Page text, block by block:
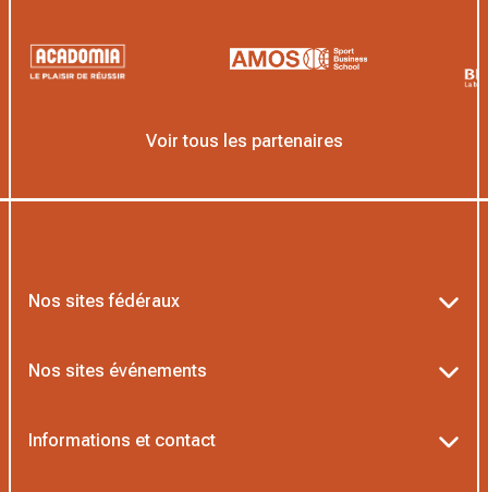
Voir tous les partenaires
Nos sites fédéraux
Nos sites événements
Informations et contact